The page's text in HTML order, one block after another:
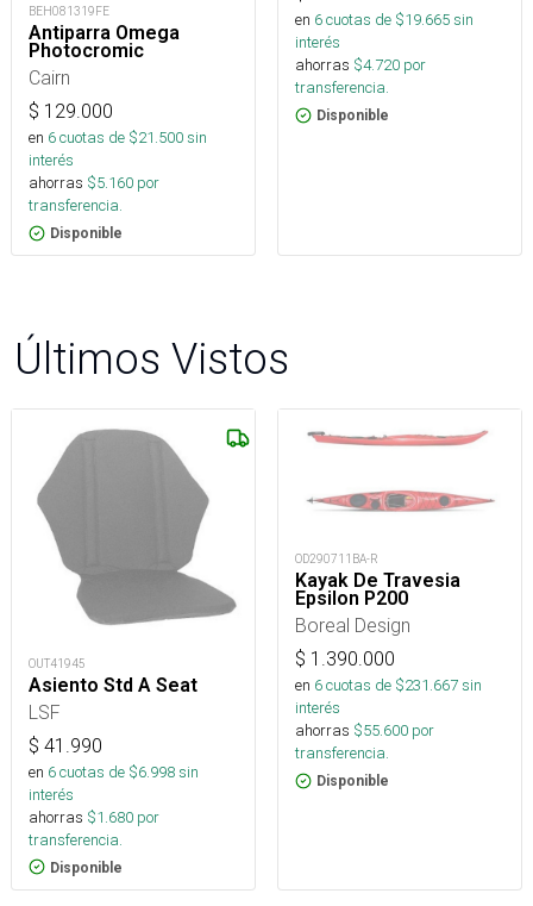
BEH081319FE
Antiparra Omega
Photocromic
Cairn
$ 129.000
en 6cuotas de $21.500sin
interés
ahorras $5.160 por
transferencia.
Disponible
en 6cuotas de $19.665sin
interés
ahorras $4.720 por
transferencia.
Disponible
Últimos Vistos
OUT41945
Asiento Std A Seat
LSF
$ 41.990
en 6cuotas de $6.998sin
interés
ahorras $1.680 por
transferencia.
Disponible
OD290711BA-R
Kayak De Travesia
Epsilon P200
Boreal Design
$ 1.390.000
en 6cuotas de $231.667sin
interés
ahorras $55.600 por
transferencia.
Disponible